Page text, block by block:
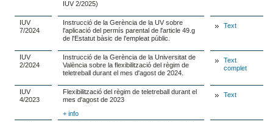
IUV 2/2025)
IUV
7/2024
Instrucció de la Gerència de la UV sobre
l'aplicació del permís parental de l'article 49.g
de l'Estatut bàsic de l'empleat públic.
Text
IUV
2/2024
Instrucció de la Gerència de la Universitat de
València sobre la flexibilització del règim de
teletreball durant el mes d'agost de 2024.
Text
complet
IUV
4/2023
Flexibilització del règim de teletreball durant el
mes d'agost de 2023
+ info
Text